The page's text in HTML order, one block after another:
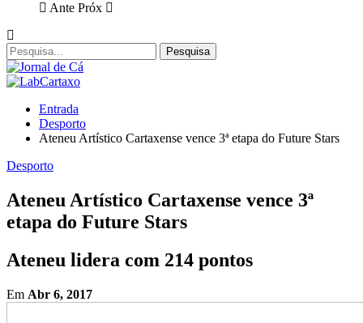
Ante Próx
Entrada
Desporto
Ateneu Artístico Cartaxense vence 3ª etapa do Future Stars
Desporto
Ateneu Artístico Cartaxense vence 3ª
etapa do Future Stars
Ateneu lidera com 214 pontos
Em Abr 6, 2017